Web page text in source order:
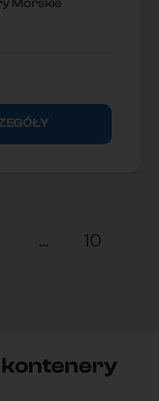
Morskie
… 10
kontenery